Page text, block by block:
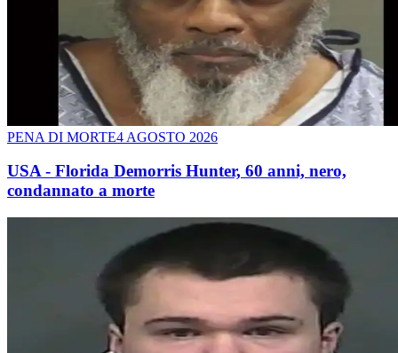
PENA DI MORTE4 AGOSTO 2026
USA - Florida Demorris Hunter, 60 anni, nero,
condannato a morte